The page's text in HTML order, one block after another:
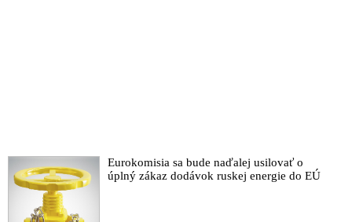
Eurokomisia sa bude naďalej usilovať o
úplný zákaz dodávok ruskej energie do EÚ